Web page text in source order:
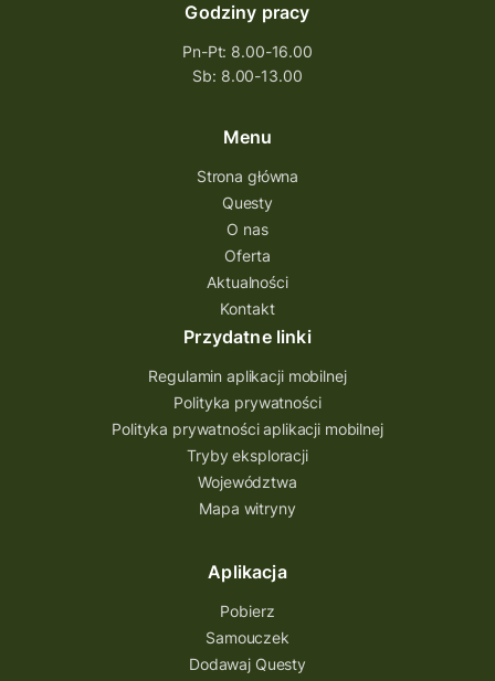
Godziny pracy
Pn-Pt: 8.00-16.00
Sb: 8.00-13.00
Menu
Strona główna
Questy
O nas
Oferta
Aktualności
Kontakt
Przydatne linki
Regulamin aplikacji mobilnej
Polityka prywatności
Polityka prywatności aplikacji mobilnej
Tryby eksploracji
Województwa
Mapa witryny
Aplikacja
Pobierz
Samouczek
Dodawaj Questy